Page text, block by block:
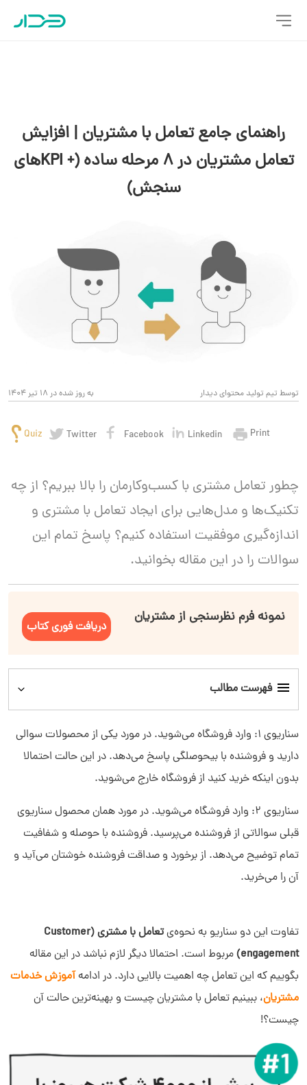
راهنمای جامع تعامل با مشتریان | افزایش
تعامل مشتریان در 8 مرحله ساده (+ KPIهای
سنجش)
به روز شده در 18 تیر 1404 توسط تیم تولید محتوای دیدار
Quiz Twitter Facebook Linkedin Print
چطور تعامل مشتری با کسب‌وکارمان را بالا ببریم؟‌ از چه
تکنیک‌ها و مدل‌هایی برای ایجاد تعامل با مشتری و
اندازه‌گیری موفقیت استفاده کنیم؟ پاسخ تمام این
سوالات را در این مقاله بخوانید.
نمونه فرم نظرسنجی از مشتریان
دریافت فوری کتاب
فهرست مطالب
تعامل با مشتری چه مزایایی دارد؟
چارچوب تعامل با مشتری
مدل‌های برقراری تعامل با مشتری
نحوه ایجاد استراتژی تعامل با مشتری موفق
شناسایی انتظارات مشتری
سناریوی 1: وارد فروشگاه می‌شوید. در مورد یکی از محصولات سوالی
دارید و فروشنده با بیحوصلگی پاسخ می‌دهد. در این حالت احتمالا
بدون اینکه خرید کنید از فروشگاه خارج می‌شوید.
سناریوی 2: وارد فروشگاه می‌شوید. در مورد همان محصول سناریوی
قبلی سوالاتی از فروشنده می‌پرسید. فروشنده با حوصله و شفافیت
تمام توضیح می‌دهد. از برخورد و صداقت فروشنده خوشتان می‌آید و
آن را می‌خرید.
تفاوت این دو سناریو به نحوه‌ی
تعامل با مشتری (Customer
engagement) مربوط است. احتمالا دیگر لازم نباشد در این مقاله
بگوییم که این تعامل چه اهمیت بالایی دارد. در ادامهآموزش خدمات
مشتریان، ببینیم تعامل با مشتریان چیست و بهینه‌ترین حالت آن
چیست؟!